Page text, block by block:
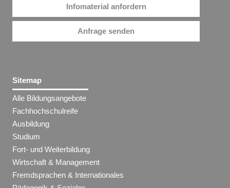
Infomaterial anfordern
Anfrage senden
Sitemap
Alle Bildungsangebote
Fachhochschulreife
Ausbildung
Studium
Fort- und Weiterbildung
Wirtschaft & Management
Fremdsprachen & Internationales